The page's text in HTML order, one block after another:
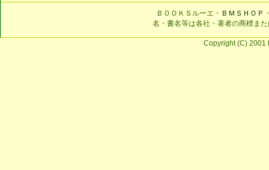
ＢＯＯＫＳルーエ・ ＢＭＳＨＯＰ
名・書名等は各社・著者の商標ま
Copyright (C) 2001